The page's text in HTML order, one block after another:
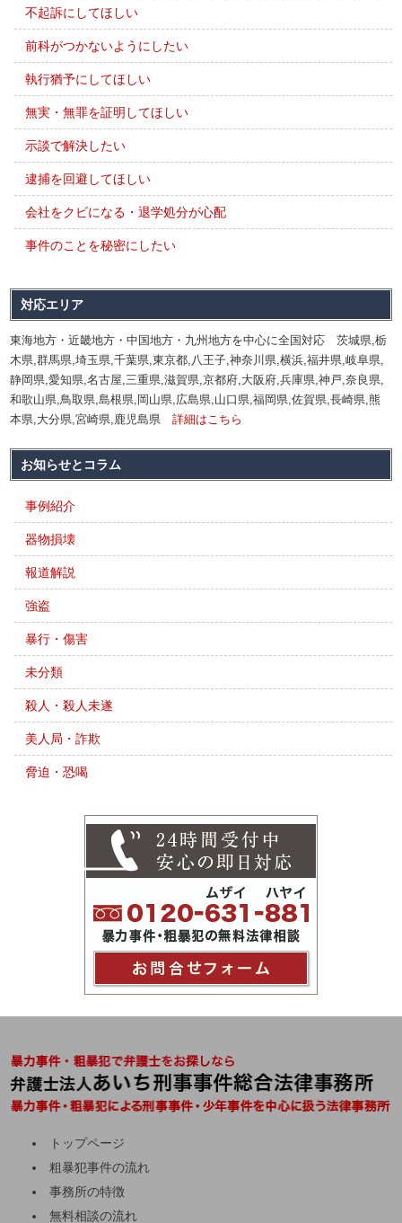
不起訴にしてほしい
前科がつかないようにしたい
執行猶予にしてほしい
無実・無罪を証明してほしい
示談で解決したい
逮捕を回避してほしい
会社をクビになる・退学処分が心配
事件のことを秘密にしたい
対応エリア
東海地方・近畿地方・中国地方・九州地方を中心に全国対応 茨城県,栃
木県,群馬県,埼玉県,千葉県,東京都,八王子,神奈川県,横浜,福井県,岐阜県,
静岡県,愛知県,名古屋,三重県,滋賀県,京都府,大阪府,兵庫県,神戸,奈良県,
和歌山県,鳥取県,島根県,岡山県,広島県,山口県,福岡県,佐賀県,長崎県,熊
本県,大分県,宮崎県,鹿児島県詳細はこちら
お知らせとコラム
事例紹介
器物損壊
報道解説
強盗
暴行・傷害
未分類
殺人・殺人未遂
美人局・詐欺
脅迫・恐喝
トップページ
粗暴犯事件の流れ
事務所の特徴
無料相談の流れ